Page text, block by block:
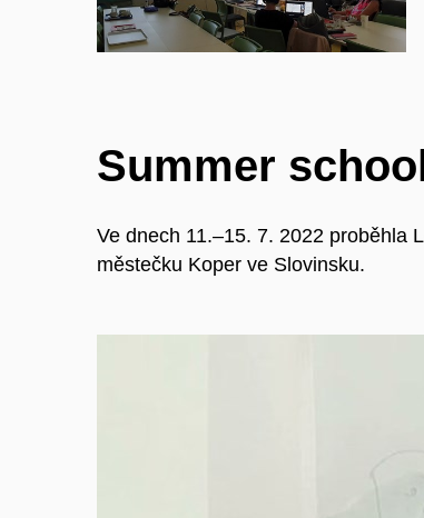
Summer
Ve dnech 11.–15. 7. 2022 proběhla
městečku Koper ve Slovinsku.